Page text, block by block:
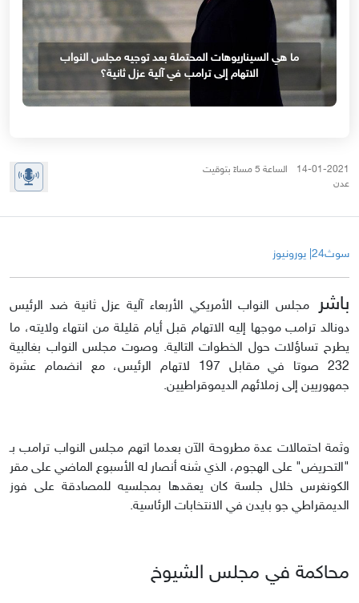
ما هي السيناريوهات المحتملة بعد توجيه مجلس النواب
الاتهام إلى ترامب في آلية عزل ثانية؟
14-01-2021 الساعة 5 مساءً بتوقيت
عدن
سوث24| يورونيوز
باشر
مجلس النواب الأمريكي الأربعاء آلية عزل ثانية ضد الرئيس
دونالد ترامب موجها إليه الاتهام قبل أيام قليلة من انتهاء ولايته، ما
يطرح تساؤلات حول الخطوات التالية. وصوت مجلس النواب بغالبية
232 صوتا في مقابل 197 لاتهام الرئيس، مع انضمام عشرة
جمهوريين إلى زملائهم الديموقراطيين.
وثمة احتمالات عدة مطروحة الآن بعدما اتهم مجلس النواب ترامب بـ
"التحريض" على الهجوم، الذي شنه أنصار له الأسبوع الماضي على مقر
الكونغرس خلال جلسة كان يعقدها بمجلسيه للمصادقة على فوز
الديمقراطي جو بايدن في الانتخابات الرئاسية.
محاكمة في مجلس الشيوخ